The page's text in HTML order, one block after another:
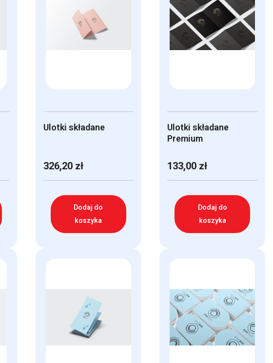
Ulotki składane
326,20 zł
Dodaj do
koszyka
Ulotki składane
Premium
133,00 zł
Dodaj do
koszyka